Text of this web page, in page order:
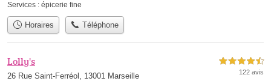
Services : épicerie fine
Horaires Téléphone
Lolly's
26 Rue Saint-Ferréol, 13001 Marseille
4,5 étoiles sur 5
122 avis